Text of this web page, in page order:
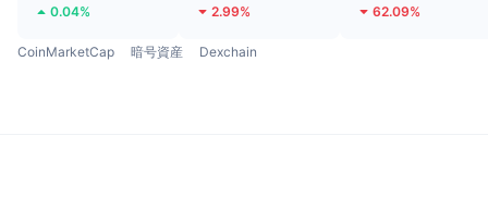
0.04% 2.99% 62.09%
CoinMarketCap 暗号資産 Dexchain